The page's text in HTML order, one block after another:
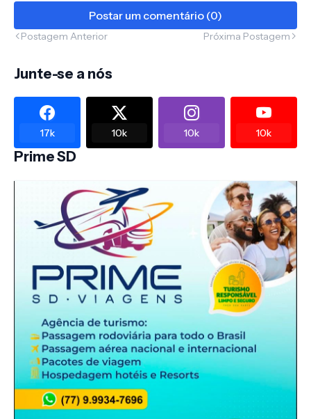
Postar um comentário (0)
Postagem Anterior Próxima Postagem
Junte-se a nós
17k 10k 10k 10k
Prime SD